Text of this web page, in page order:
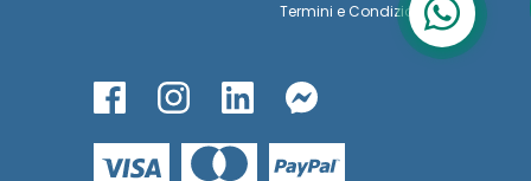
Termini e Condizioni